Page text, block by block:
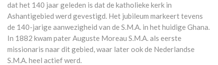
dat het 140 jaar geleden is dat de katholieke kerk in
Ashantigebied werd gevestigd. Het jubileum markeert tevens
de 140-jarige aanwezigheid van de S.M.A. in het huidige Ghana.
In 1882 kwam pater Auguste Moreau S.M.A. als eerste
missionaris naar dit gebied, waar later ook de Nederlandse
S.M.A. heel actief werd.